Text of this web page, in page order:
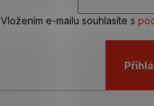
Vložením e-mailu souhlasíte s